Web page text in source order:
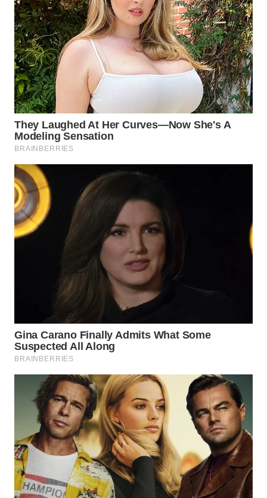
WN
NATUNA
WN
BINTAN
WN
MANDALIKA
WN
LIKUPANG
WN
LABUANBAJO
WAHANA
NEWS
WAHANA
TANI
WAHANA
ADVOKAT
INFRASTRUKTUR